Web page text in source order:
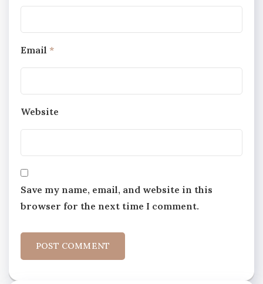
Email *
Website
Save my name, email, and website in this
browser for the next time I comment.